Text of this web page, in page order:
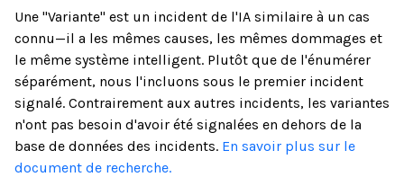
Une "Variante" est un incident de l'IA similaire à un cas
connu—il a les mêmes causes, les mêmes dommages et
le même système intelligent. Plutôt que de l'énumérer
séparément, nous l'incluons sous le premier incident
signalé. Contrairement aux autres incidents, les variantes
n'ont pas besoin d'avoir été signalées en dehors de la
base de données des incidents. En savoir plus sur le
document de recherche.